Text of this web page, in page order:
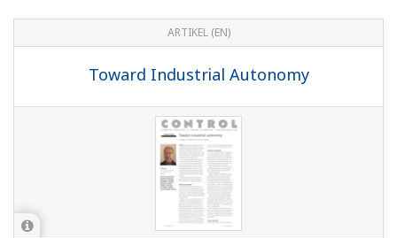
ARTIKEL (EN)
Toward Industrial Autonomy